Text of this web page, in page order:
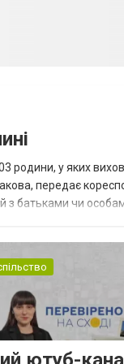
родини, у яких
передає
з батьками чи